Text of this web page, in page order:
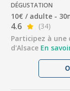
DÉGUSTATION
10€ / adulte -
4.6
(34)
Participez à
d'Alsace En